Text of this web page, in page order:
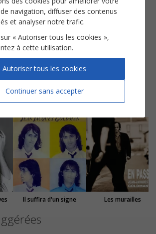
Benoît Barrail
Do majeur
de Jean-Jacques
Il suffira d'un signe Les murailles
navigation, diffuser des contenus
et analyser notre trafic.
« Autoriser tous les cookies »,
à cette utilisation.
Continuer sans accepter
Autoriser tous les cookies